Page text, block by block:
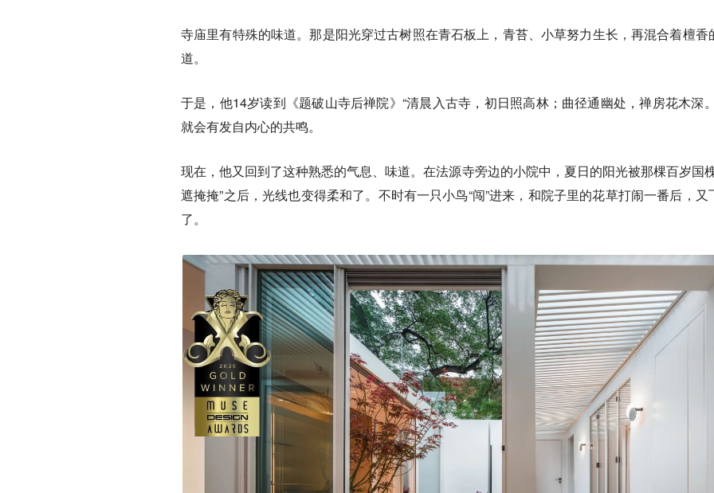
寺庙里有特殊的味道。那是阳光穿过古树照在青石板上，青苔、小草努力生长，再混合着檀香
道。
于是，他14岁读到《题破山寺后禅院》“清晨入古寺，初日照高林；曲径通幽处，禅房花木深。
就会有发自内心的共鸣。
现在，他又回到了这种熟悉的气息、味道。在法源寺旁边的小院中，夏日的阳光被那棵百岁国
遮掩掩”之后，光线也变得柔和了。不时有一只小鸟“闯”进来，和院子里的花草打闹一番后，又
了。